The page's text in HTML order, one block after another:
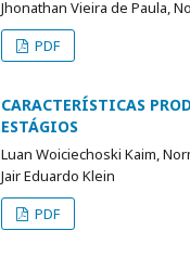
Jhonathan Vieira de Paula,
PDF
CARACTERÍSTICAS
ESTÁGIOS
Luan Woiciechoski Kaim,
Jair Eduardo Klein
PDF